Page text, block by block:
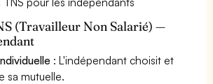
(Travailleur Non Salarié) —
: L'indépendant choisit et
sa mutuelle.